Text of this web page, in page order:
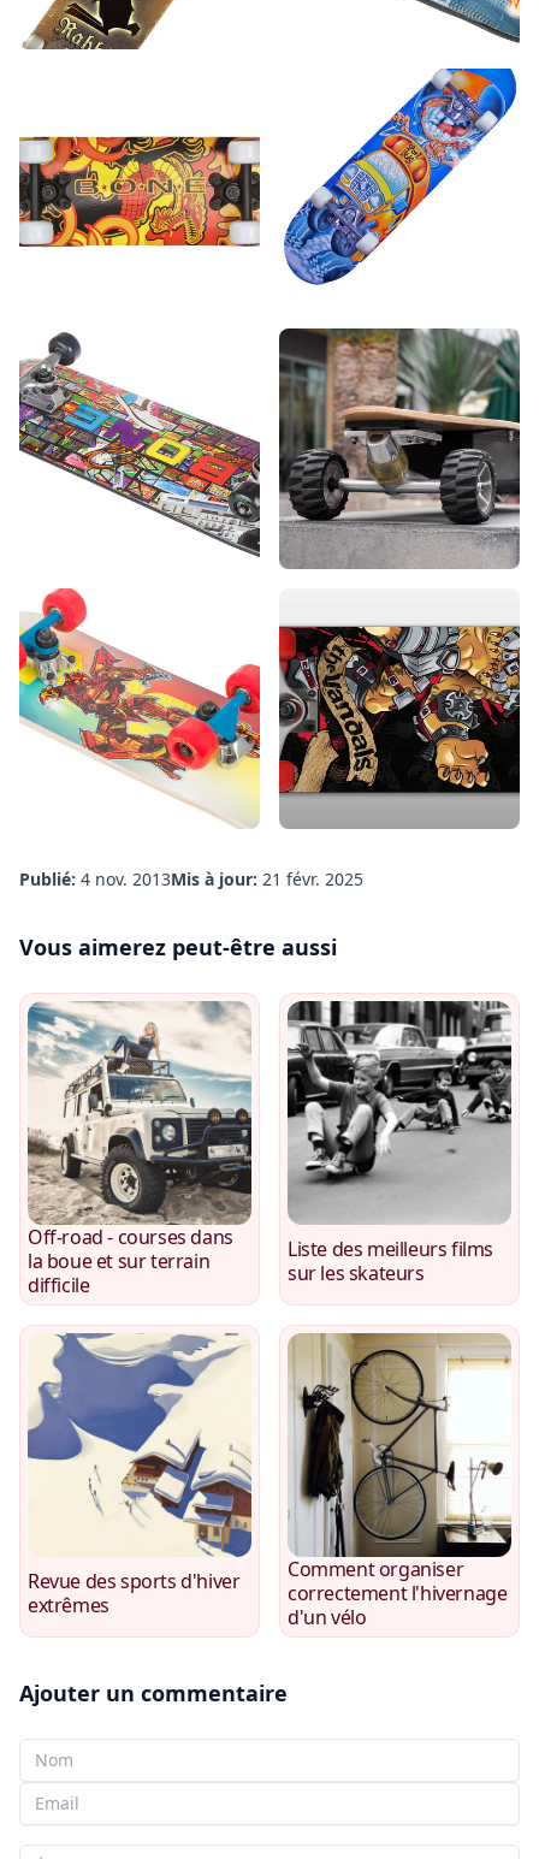
Publié: 4 nov. 2013Mis à jour: 21 févr. 2025
Vous aimerez peut-être aussi
Off-road - courses dans
la boue et sur terrain
difficile
Liste des meilleurs films
sur les skateurs
Revue des sports d'hiver
extrêmes
Comment organiser
correctement l'hivernage
d'un vélo
Ajouter un commentaire
Votre nom
Votre e-mail